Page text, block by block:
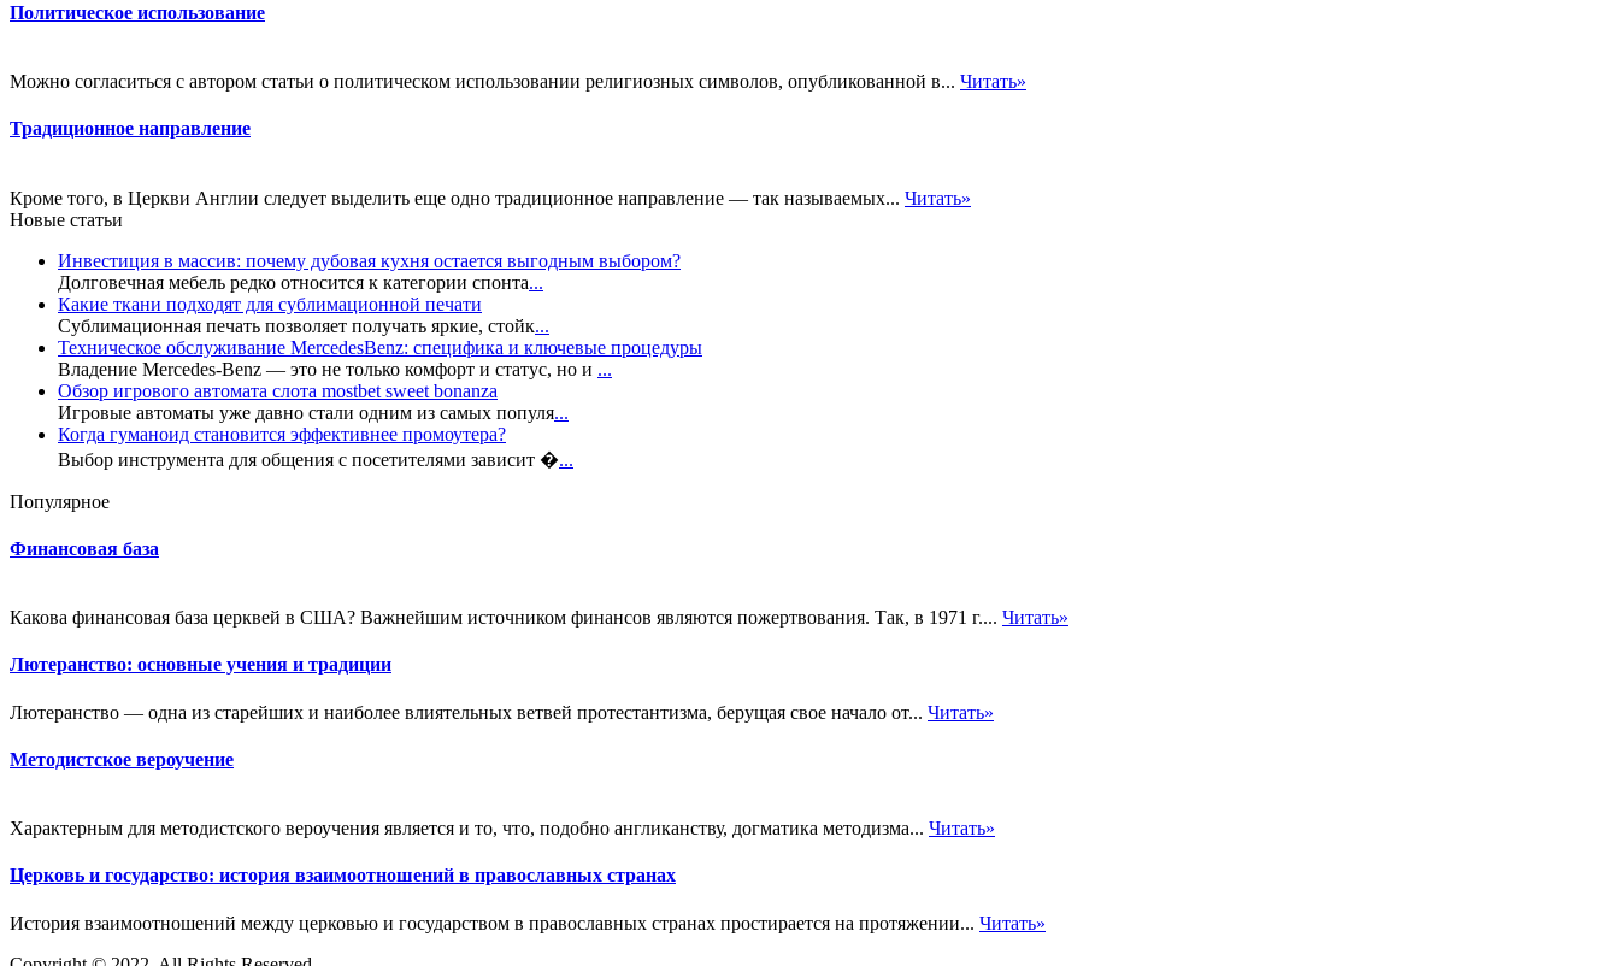
Политическое использование
Можно согласиться с автором статьи о политическом использовании религиозных символов, опубликованной в... Читать»
Традиционное направление
Кроме того, в Церкви Англии следует выделить еще одно традиционное направление — так называемых... Читать»
Новые статьи
Инвестиция в массив: почему дубовая кухня остается выгодным выбором?
Долговечная мебель редко относится к категории спонта...
Какие ткани подходят для сублимационной печати
Сублимационная печать позволяет получать яркие, стойк...
Техническое обслуживание MercedesBenz: специфика и ключевые процедуры
Владение Mercedes-Benz — это не только комфорт и статус, но и ...
Обзор игрового автомата слота mostbet sweet bonanza
Игровые автоматы уже давно стали одним из самых популя...
Когда гуманоид становится эффективнее промоутера?
Выбор инструмента для общения с посетителями зависит �...
Популярное
Финансовая база
Какова финансовая база церквей в США? Важнейшим источником финансов являются пожертвования. Так, в 1971 г.... Читать»
Лютеранство: основные учения и традиции
Лютеранство — одна из старейших и наиболее влиятельных ветвей протестантизма, берущая свое начало от... Читать»
Методистское вероучение
Характерным для методистского вероучения является и то, что, подобно англиканству, догматика методизма... Читать»
Церковь и государство: история взаимоотношений в православных странах
История взаимоотношений между церковью и государством в православных странах простирается на протяжении... Читать»